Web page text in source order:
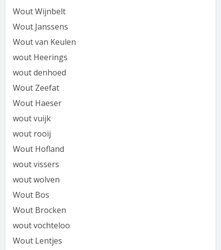
Wout Wijnbelt
Wout Janssens
Wout van Keulen
wout Heerings
wout denhoed
Wout Zeefat
Wout Haeser
wout vuijk
wout rooij
Wout Hofland
wout vissers
wout wolven
Wout Bos
Wout Brocken
wout vochteloo
Wout Lentjes